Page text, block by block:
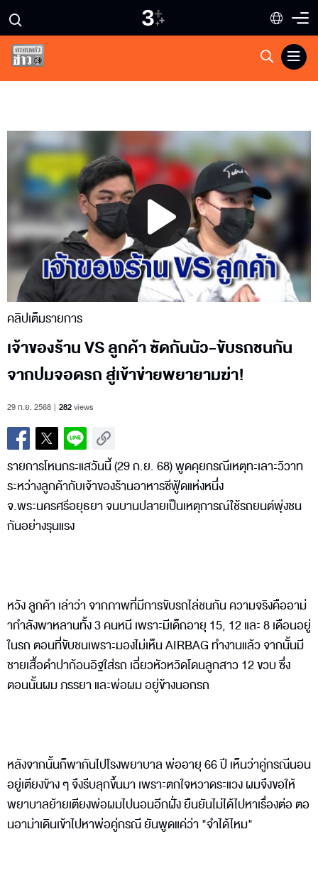
Play
Video
คลิปเต็มรายการ
เจ้าของร้าน VS ลูกค้า ซัดกันนัว-ขับรถชนกัน
จากปมจอดรถ สู่เข้าข่ายพยายามฆ่า!
29 ก.ย. 2568 282views
รายการโหนกระแสวันนี้ (29 ก.ย. 68) พูดคุยกรณีเหตุทะเลาะวิวาท
ระหว่างลูกค้ากับเจ้าของร้านอาหารซีฟู้ดแห่งหนึ่ง
จ.พระนครศรีอยุธยา จนบานปลายเป็นเหตุการณ์ใช้รถยนต์พุ่งชน
กันอย่างรุนแรง
หวัง ลูกค้า เล่าว่า จากภาพที่มีการขับรถไล่ชนกัน ความจริงคืออาม่
ากำลังพาหลานทั้ง 3 คนหนี เพราะมีเด็กอายุ 15, 12 และ 8 เดือนอยู่
ในรถ ตอนที่ขับชนเพราะมองไม่เห็น AIRBAG ทำงานแล้ว จากนั้นมี
ชายเสื้อดำปาก้อนอิฐใส่รถ เฉี่ยวหัวหวิดโดนลูกสาว 12 ขวบ ซึ่ง
ตอนนั้นผม ภรรยา และพ่อผม อยู่ข้างนอกรถ
หลังจากนั้นก็พากันไปโรงพยาบาล พ่ออายุ 66 ปี เห็นว่าคู่กรณีนอน
อยู่เตียงข้าง ๆ จึงรีบลุกขึ้นมา เพราะตกใจหวาดระแวง ผมจึงขอให้
พยาบาลย้ายเตียงพ่อผมไปนอนอีกฝั่ง ยืนยันไม่ได้ไปหาเรื่องต่อ ตอ
นอาม่าเดินเข้าไปหาพ่อคู่กรณี ยันพูดแค่ว่า "จำได้ไหม"